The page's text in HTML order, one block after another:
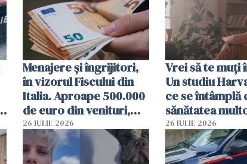
Menajere și îngrijitori,
în vizorul Fiscului din
Italia. Aproape 500.000
de euro din venituri,
ascunși de autorități
26 IULIE 2026
Vrei să te muți
Un studiu
ce se întâmplă
sănătatea
imigranți
26 IULIE 2026